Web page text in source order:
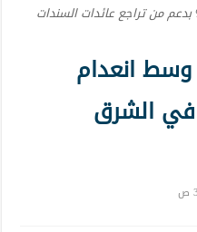
وسط انعدام
في الشرق